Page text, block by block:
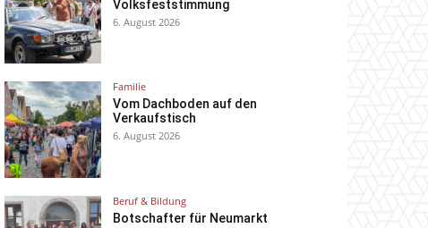
Volksfeststimmung
6. August 2026
Familie
Vom Dachboden auf den
Verkaufstisch
6. August 2026
Beruf & Bildung
Botschafter für Neumarkt